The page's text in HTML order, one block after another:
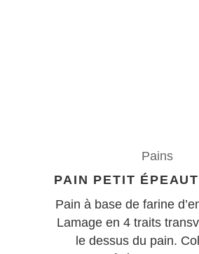
Pains
PAIN PETIT
Pain à base de farine
Lamage en 4 traits
le dessus du pain.